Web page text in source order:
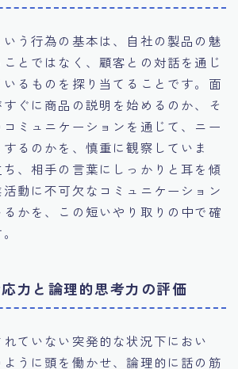
いう行為の基本は、自社の製品の魅
とではなく、顧客との対話を通じ
るものを探り当てることです。面
ぐに商品の説明を始めるのか、そ
ミュニケーションを通じて、ニー
るのかを、慎重に観察していま
、相手の言葉にしっかりと耳を傾
動に不可欠なコミュニケーション
かを、この短いやり取りの中で確
力と論理的思考力の評価
ていない突発的な状況下におい
うに頭を働かせ、論理的に話の筋